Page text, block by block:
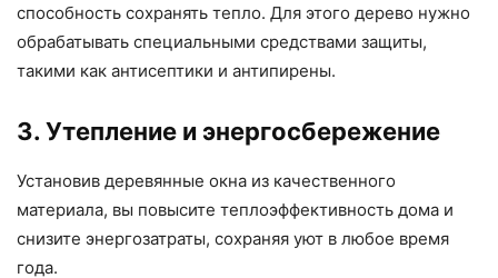
способность сохранять тепло. Для этого дерево нужно
обрабатывать специальными средствами защиты,
такими как антисептики и антипирены.
3. Утепление и энергосбережение
Установив деревянные окна из качественного
материала, вы повысите теплоэффективность дома и
снизите энергозатраты, сохраняя уют в любое время
года.